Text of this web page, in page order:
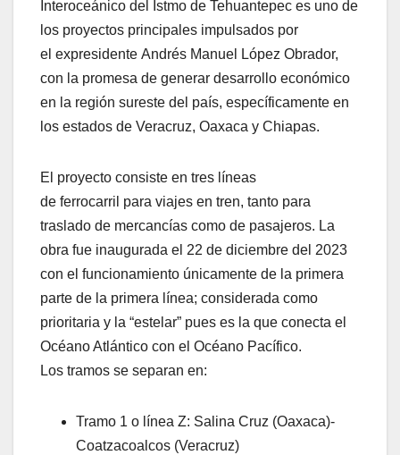
Interoceánico del Istmo de Tehuantepec es uno de
los proyectos principales impulsados por
el expresidente Andrés Manuel López Obrador,
con la promesa de generar desarrollo económico
en la región sureste del país, específicamente en
los estados de Veracruz, Oaxaca y Chiapas.
El proyecto consiste en tres líneas
de ferrocarril para viajes en tren, tanto para
traslado de mercancías como de pasajeros. La
obra fue inaugurada el 22 de diciembre del 2023
con el funcionamiento únicamente de la primera
parte de la primera línea; considerada como
prioritaria y la “estelar” pues es la que conecta el
Océano Atlántico con el Océano Pacífico.
Los tramos se separan en:
Tramo 1 o línea Z: Salina Cruz (Oaxaca)-
Coatzacoalcos (Veracruz)